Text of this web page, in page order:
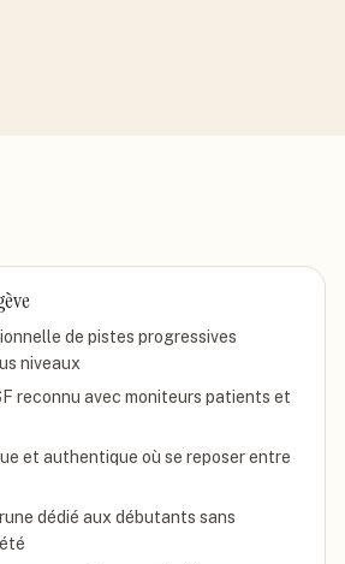
de pistes progressives
niveaux
reconnu avec moniteurs patients et
et authentique où se reposer entre
dédié aux débutants sans